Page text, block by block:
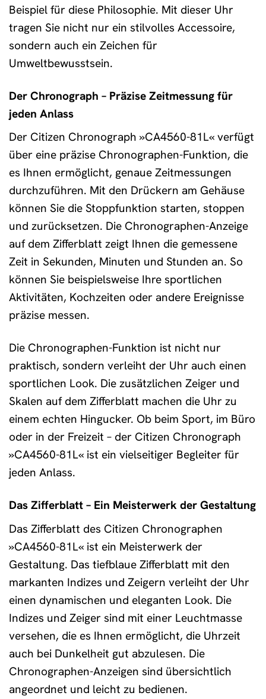
Beispiel für diese Philosophie. Mit dieser Uhr
tragen Sie nicht nur ein stilvolles Accessoire,
sondern auch ein Zeichen für
Umweltbewusstsein.
Der Chronograph – Präzise Zeitmessung für
jeden Anlass
Der Citizen Chronograph »CA4560-81L« verfügt
über eine präzise Chronographen-Funktion, die
es Ihnen ermöglicht, genaue Zeitmessungen
durchzuführen. Mit den Drückern am Gehäuse
können Sie die Stoppfunktion starten, stoppen
und zurücksetzen. Die Chronographen-Anzeige
auf dem Zifferblatt zeigt Ihnen die gemessene
Zeit in Sekunden, Minuten und Stunden an. So
können Sie beispielsweise Ihre sportlichen
Aktivitäten, Kochzeiten oder andere Ereignisse
präzise messen.
Die Chronographen-Funktion ist nicht nur
praktisch, sondern verleiht der Uhr auch einen
sportlichen Look. Die zusätzlichen Zeiger und
Skalen auf dem Zifferblatt machen die Uhr zu
einem echten Hingucker. Ob beim Sport, im Büro
oder in der Freizeit – der Citizen Chronograph
»CA4560-81L« ist ein vielseitiger Begleiter für
jeden Anlass.
Das Zifferblatt – Ein Meisterwerk der Gestaltung
Das Zifferblatt des Citizen Chronographen
»CA4560-81L« ist ein Meisterwerk der
Gestaltung. Das tiefblaue Zifferblatt mit den
markanten Indizes und Zeigern verleiht der Uhr
einen dynamischen und eleganten Look. Die
Indizes und Zeiger sind mit einer Leuchtmasse
versehen, die es Ihnen ermöglicht, die Uhrzeit
auch bei Dunkelheit gut abzulesen. Die
Chronographen-Anzeigen sind übersichtlich
angeordnet und leicht zu bedienen.